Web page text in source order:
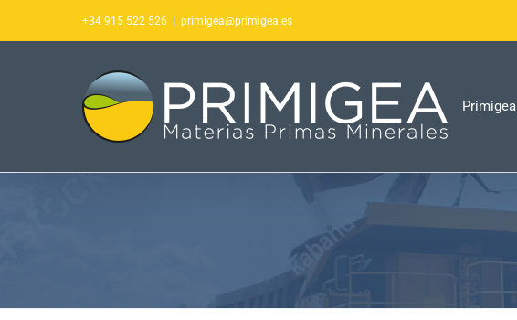
al
+34 915 522 526 | primigea@primigea.es
Primigea